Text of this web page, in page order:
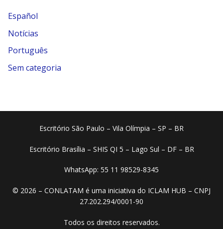
Español
Notícias
Português
Sem categoria
Escritório São Paulo – Vila Olímpia – SP – BR
Escritório Brasília – SHIS QI 5 – Lago Sul – DF – BR
WhatsApp: 55 11 98529-8345
© 2026 – CONLATAM é uma iniciativa do ICLAM HUB – CNPJ
27.202.294/0001-90
Todos os direitos reservados.​